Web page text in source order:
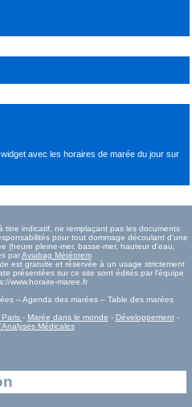
avec les horaires de marée du joursur
indicatif, ne remplaçant pas les documents
pour tout dommage découlant d'une
(heure pleine-mer, basse-mer, hauteur d'eau,
parAviabag Météorem
est gratuite et réservée à un usage strictement
présentées sur ce site sont édités par l'équipe
www.horaire-maree.fr
– Agenda des marées – Table des marées
Paris - Marée dans le monde - Développement-
Médicales